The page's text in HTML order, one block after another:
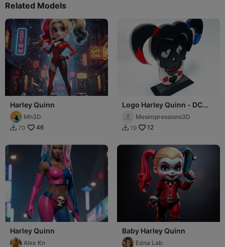
Related Models
Harley Quinn
Mh3D
 70 46
Logo Harley Quinn - DC
ComicsMesimpressions3D
 19 12
Harley Quinn
Alex Kn
Baby Harley Quinn
Edna Lab